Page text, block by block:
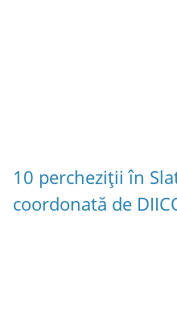
10 percheziții în
coordonată de